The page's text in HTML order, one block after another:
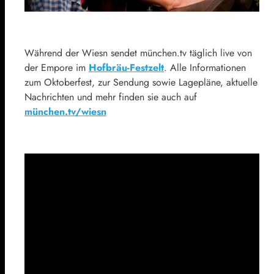
Während der Wiesn sendet münchen.tv täglich live von
der Empore im Hofbräu-Festzelt. Alle Informationen
zum Oktoberfest, zur Sendung sowie Lagepläne, aktuelle
Nachrichten und mehr finden sie auch auf
münchen.tv/wiesn